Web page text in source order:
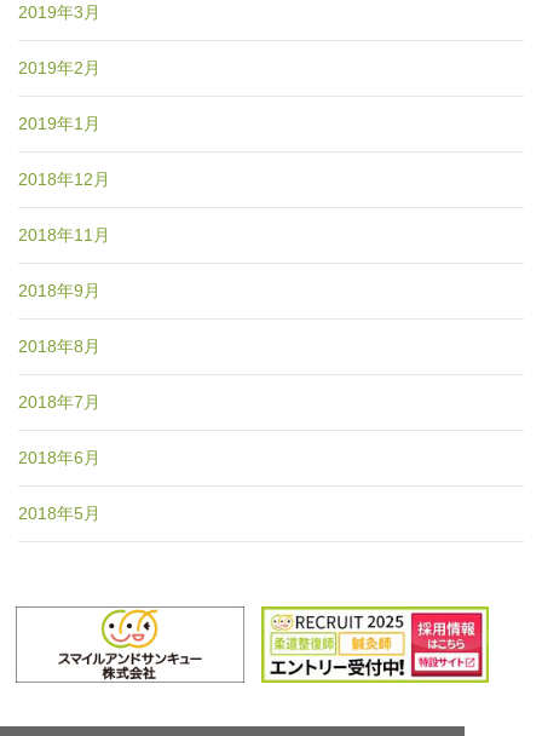
2019年3月
2019年2月
2019年1月
2018年12月
2018年11月
2018年9月
2018年8月
2018年7月
2018年6月
2018年5月